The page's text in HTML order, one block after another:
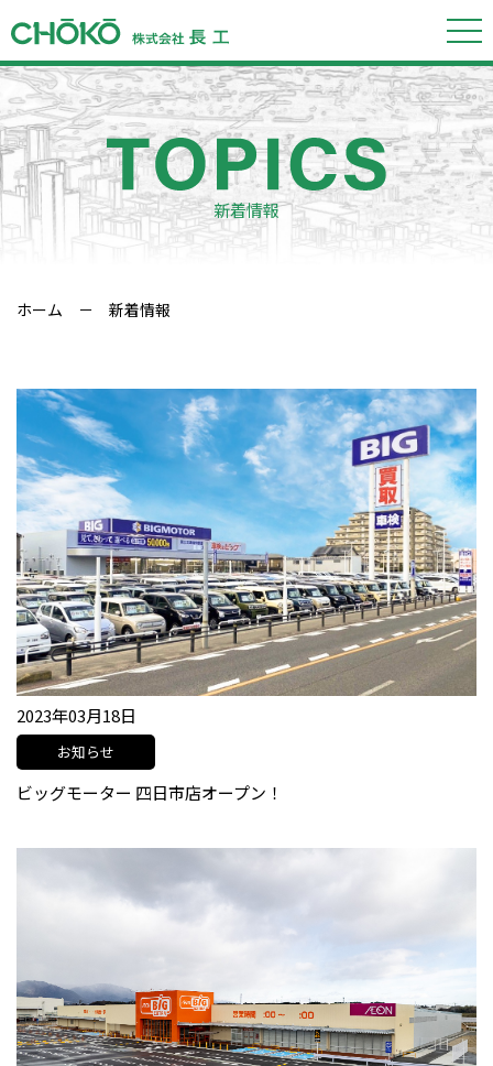
新着情報
ホーム － 新着情報
2023年03月18日
お知らせ
ビッグモーター 四日市店オープン！